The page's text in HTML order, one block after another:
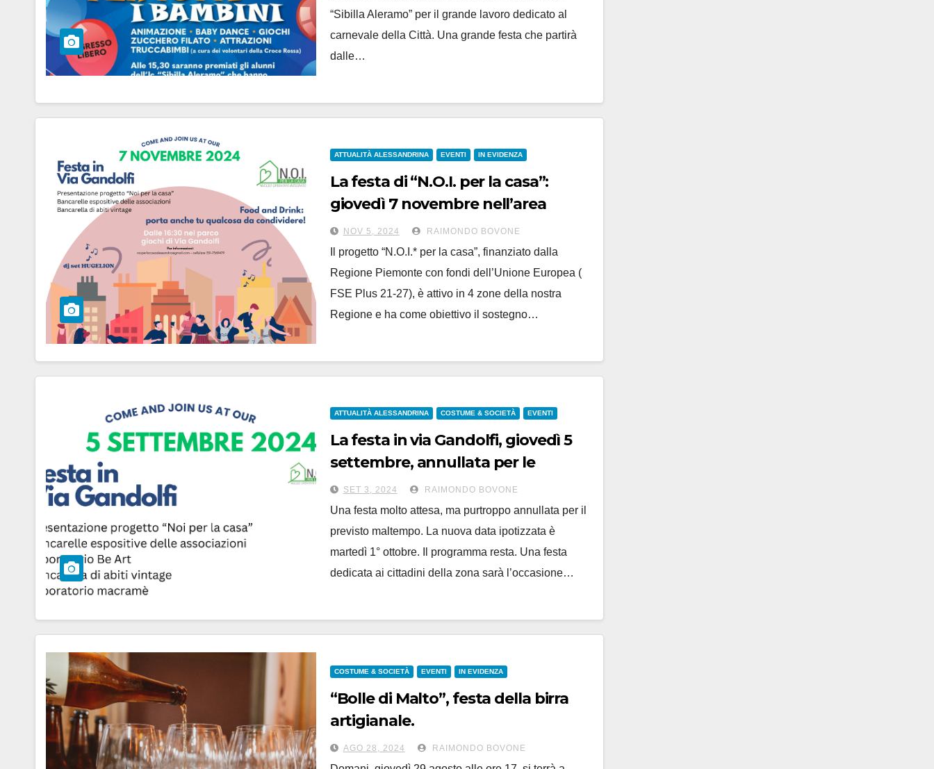
“Sibilla Aleramo” per il grande lavoro dedicato al
carnevale della Città. Una grande festa che partirà
dalle…
ATTUALITÀ ALESSANDRINA EVENTI IN EVIDENZA
La festa di “N.O.I. per la casa”:
giovedì 7 novembre nell’area
giochi di via Gandolfi alle 16.30
NOV 5, 2024 RAIMONDO BOVONE
Il progetto “N.O.I.* per la casa”, finanziato dalla
Regione Piemonte con fondi dell’Unione Europea (
FSE Plus 21-27), è attivo in 4 zone della nostra
Regione e ha come obiettivo il sostegno…
ATTUALITÀ ALESSANDRINA COSTUME & SOCIETÀ EVENTI
La festa in via Gandolfi, giovedì 5
settembre, annullata per le
previsioni di maltempo
SET 3, 2024 RAIMONDO BOVONE
Una festa molto attesa, ma purtroppo annullata per il
previsto maltempo. La nuova data ipotizzata è
martedì 1° ottobre. Il programma resta. Una festa
dedicata ai cittadini della zona sarà l’occasione…
COSTUME & SOCIETÀ EVENTI IN EVIDENZA
“Bolle di Malto”, festa della birra
artigianale.
A Biella dal 29 agosto al 2
settembre
AGO 28, 2024 RAIMONDO BOVONE